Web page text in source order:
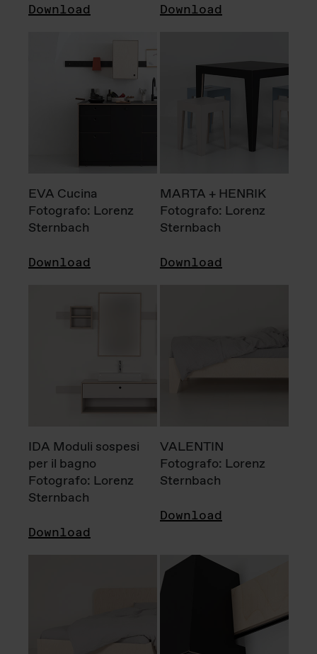
Download Download
EVA Cucina
Fotografo: Lorenz
Sternbach
Download
MARTA + HENRIK
Fotografo: Lorenz
Sternbach
Download
IDA Moduli sospesi
per il bagno
Fotografo: Lorenz
Sternbach
Download
VALENTIN
Fotografo: Lorenz
Sternbach
Download